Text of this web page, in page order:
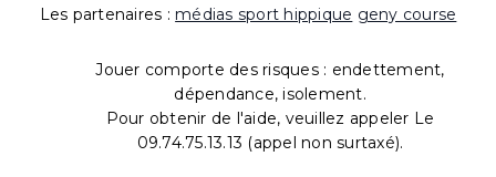
Les partenaires : médias sport hippique geny course
Jouer comporte des risques : endettement,
dépendance, isolement.
Pour obtenir de l'aide, veuillez appeler Le
09.74.75.13.13 (appel non surtaxé).